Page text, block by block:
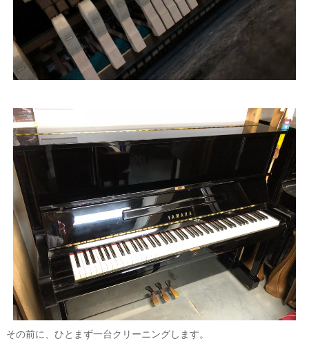
その前に、ひとまず一台クリーニングします。